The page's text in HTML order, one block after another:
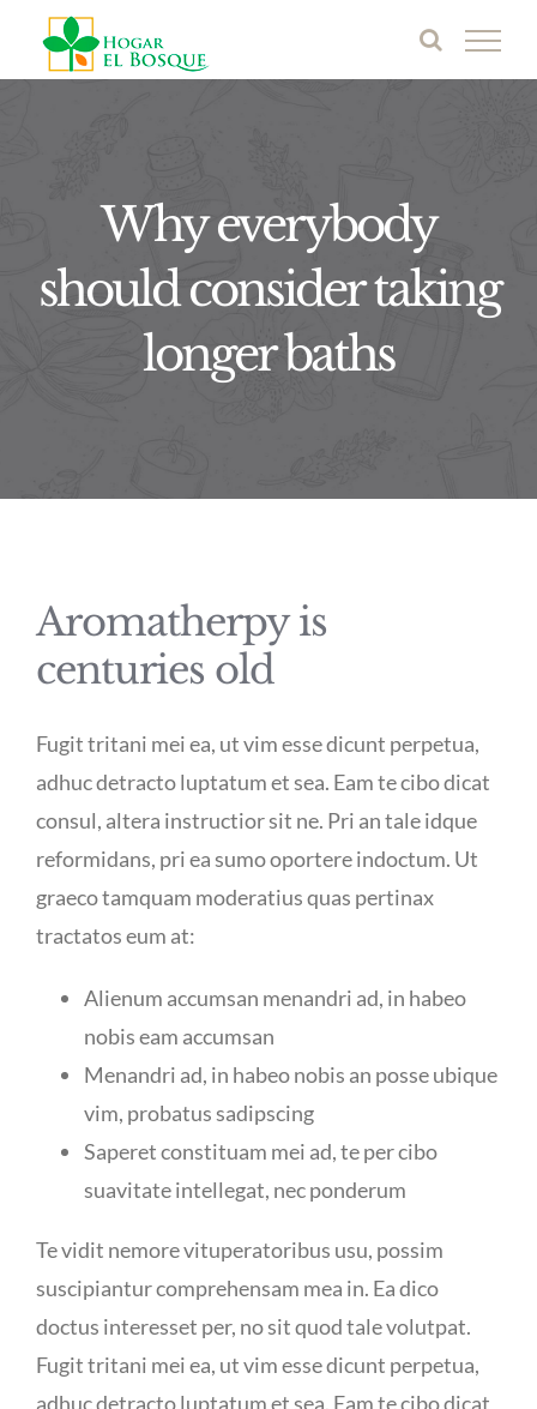
Saltar
Why everybody
should consider taking
longer baths
Aromatherpy is
centuries old
Fugit tritani mei ea, ut vim esse dicunt perpetua,
adhuc detracto luptatum et sea. Eam te cibo dicat
consul, altera instructior sit ne. Pri an tale idque
reformidans, pri ea sumo oportere indoctum. Ut
graeco tamquam moderatius quas pertinax
tractatos eum at:
Alienum accumsan menandri ad, in habeo
nobis eam accumsan
Menandri ad, in habeo nobis an posse ubique
vim, probatus sadipscing
Saperet constituam mei ad, te per cibo
suavitate intellegat, nec ponderum
Te vidit nemore vituperatoribus usu, possim
suscipiantur comprehensam mea in. Ea dico
doctus interesset per, no sit quod tale volutpat.
Fugit tritani mei ea, ut vim esse dicunt perpetua,
adhuc detracto luptatum et sea. Eam te cibo dicat